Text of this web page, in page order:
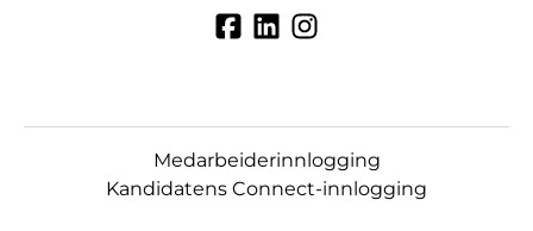
Medarbeiderinnlogging
Kandidatens Connect-innlogging